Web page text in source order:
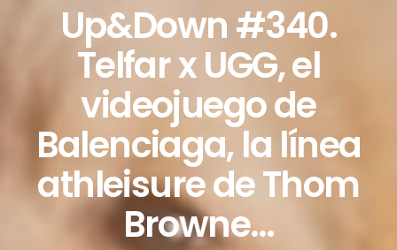
Up&Down #340.
Telfar x UGG, el
videojuego de
Balenciaga, la línea
athleisure de Thom
Browne…